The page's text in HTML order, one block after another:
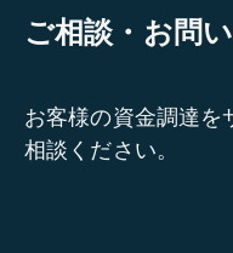
ご相談・お問
お客様の資金調達を
相談ください。